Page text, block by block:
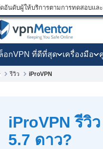
ดอันดับผู้ให้บริการตามการทดสอบแ
อกVPN ที่ดีที่สุด เครื่องมือ
รีวิว iProVPN
iProVPN รีวิ
5.7 ดาว?